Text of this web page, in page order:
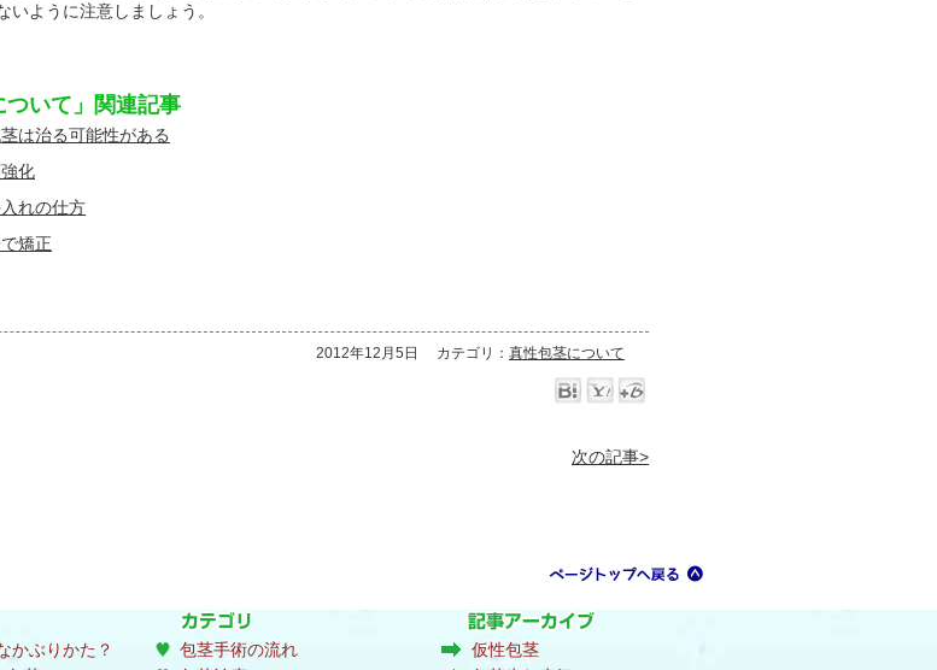
いように注意しましょう。
ついて」関連記事
は治る可能性がある
化
れの仕方
矯正
2012年12月5日 カテゴリ： 真性包茎について
次の記事>
かぶりかた？
包茎手術の流れ
仮性包茎